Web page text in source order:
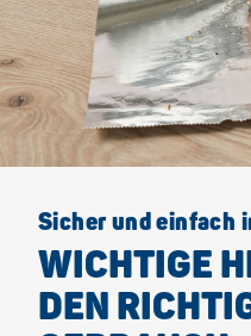
Sicher und einfach
WICHTIGE
DEN